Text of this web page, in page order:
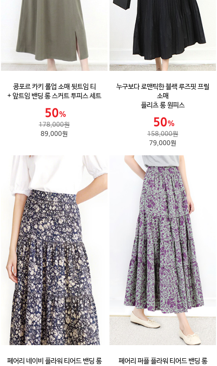
콩포르 카키 롤업 소매 뒷트임 티
+ 앞트임 밴딩 롱 스커트 투피스 세트
178,000원
89,000원
누구보다 로맨틱한 블랙 루즈핏 프릴
소매
플리츠 롱 원피스
158,000원
79,000원
페어리 네이비 플라워 티어드 밴딩 롱
페어리 퍼플 플라워 티어드 밴딩 롱